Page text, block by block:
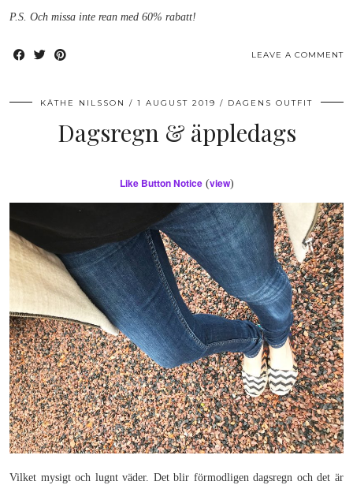
P.S. Och missa inte rean med 60% rabatt!
LEAVE A COMMENT
KÄTHE NILSSON 1 AUGUST 2019 DAGENS OUTFIT
Dagsregn & äppledags
Like Button Notice(view)
Vilket mysigt och lugnt väder. Det blir förmodligen dagsregn och det är